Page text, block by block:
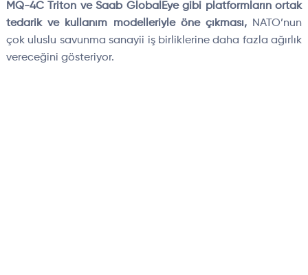
MQ-4C Triton ve Saab GlobalEye gibi platformların ortak
tedarik ve kullanım modelleriyle öne çıkması,NATO’nun
çok uluslu savunma sanayii iş birliklerine daha fazla ağırlık
vereceğini gösteriyor.